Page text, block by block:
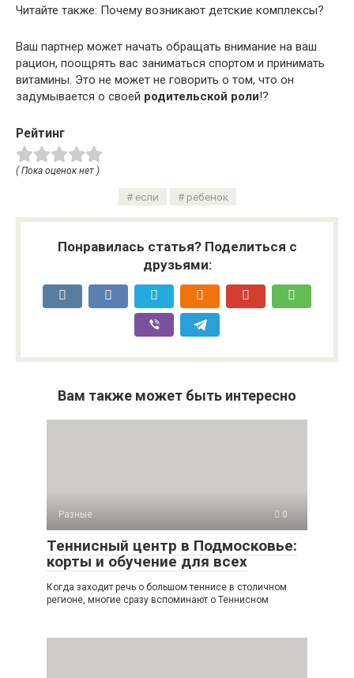
Читайте также: Почему возникают детские комплексы?
Ваш партнер может начать обращать внимание на ваш
рацион, поощрять вас заниматься спортом и принимать
витамины. Это не может не говорить о том, что он
задумывается о своей родительской роли!?
Рейтинг
( Пока оценок нет )
если ребенок
Понравилась статья? Поделиться с
друзьями:
Вам также может быть интересно
Разные 0
Теннисный центр в Подмосковье:
корты и обучение для всех
Когда заходит речь о большом теннисе в столичном
регионе, многие сразу вспоминают о Теннисном